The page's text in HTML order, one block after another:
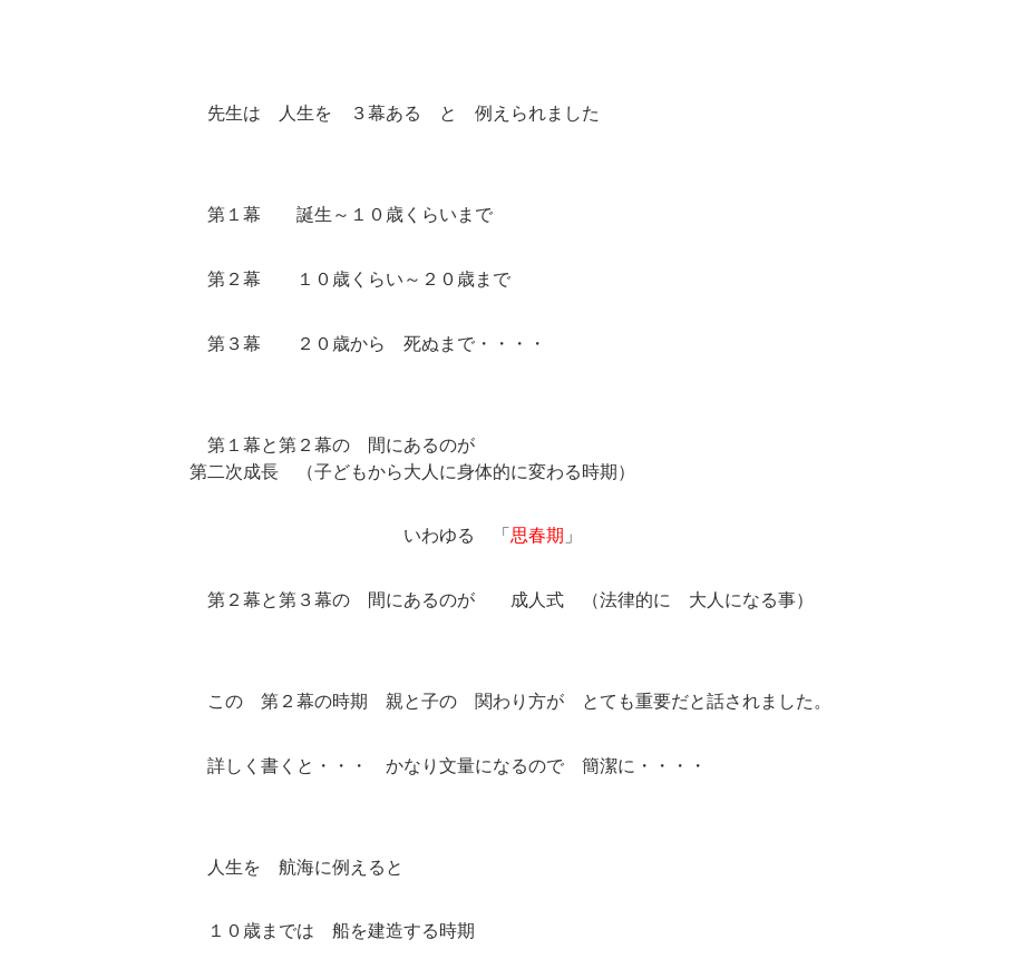
先生は 人生を ３幕ある と 例えられました
第１幕 誕生～１０歳くらいまで
第２幕 １０歳くらい～２０歳まで
第３幕 ２０歳から 死ぬまで・・・・
第１幕と第２幕の 間にあるのが
第二次成長 （子どもから大人に身体的に変わる時期）
いわゆる 「 思春期 」
第２幕と第３幕の 間にあるのが 成人式 （法律的に 大人になる事）
この 第２幕の時期 親と子の 関わり方が とても重要だと話されました。
詳しく書くと・・・ かなり文量になるので 簡潔に・・・・
人生を 航海に例えると
１０歳までは 船を建造する時期